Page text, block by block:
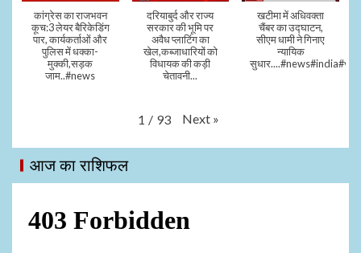
कांग्रेस का राजभवन
कूच:3 लेयर बैरिकेडिंग
पार, कार्यकर्ताओं और
पुलिस में धक्का-
मुक्की,सड़क
जाम..#news
दरियाबुर्द और राज्य
सरकार की भूमि पर
अवैध प्लाटिंग का
खेल,कब्जाधारियों को
विधायक की कड़ी
चेतावनी...
खटीमा में अधिवक्ता
चैंबर का उद्घाटन,
सीएम धामी ने गिनाए
न्यायिक
1 / 93 Next »
आज का राशिफल